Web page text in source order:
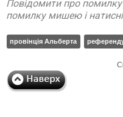
Повідомити про помилку
помилку мишею і
провінція Альберта